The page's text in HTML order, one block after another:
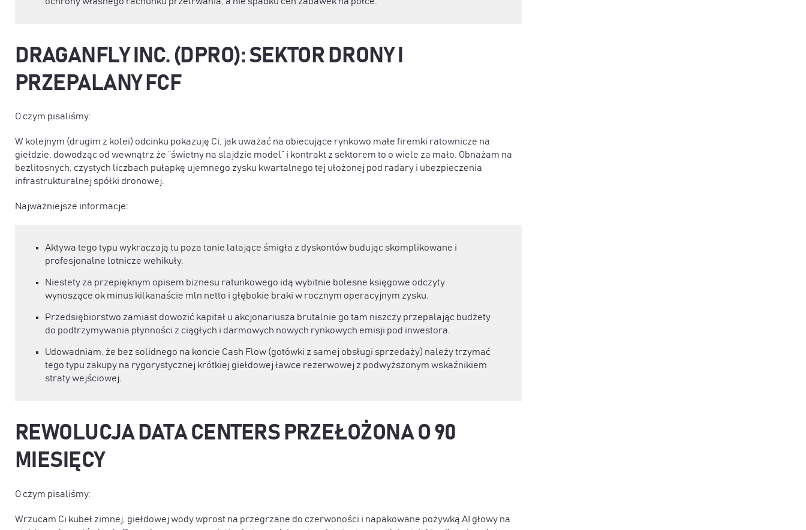
DRAGANFLY INC. (DPRO): SEKTOR DRONY I
PRZEPALANY FCF
O czym pisaliśmy:
W kolejnym (drugim z kolei) odcinku pokazuję Ci, jak uważać na obiecujące rynkowo małe firemki ratownicze na
giełdzie, dowodząc od wewnątrz że “świetny na slajdzie model” i kontrakt z sektorem to o wiele za mało. Obnażam na
bezlitosnych, czystych liczbach pułapkę ujemnego zysku kwartalnego tej ułożonej pod radary i ubezpieczenia
infrastrukturalnej spółki dronowej.
Najważniejsze informacje:
Aktywa tego typu wykraczają tu poza tanie latające śmigła z dyskontów budując skomplikowane i
profesjonalne lotnicze wehikuły.
Niestety za przepięknym opisem biznesu ratunkowego idą wybitnie bolesne księgowe odczyty
wynoszące ok minus kilkanaście mln netto i głębokie braki w rocznym operacyjnym zysku.
Przedsiębiorstwo zamiast dowozić kapitał u akcjonariusza brutalnie go tam niszczy przepalając budżety
do podtrzymywania płynności z ciągłych i darmowych nowych rynkowych emisji pod inwestora.
Udowadniam, że bez solidnego na koncie Cash Flow (gotówki z samej obsługi sprzedaży) należy trzymać
tego typu zakupy na rygorystycznej krótkiej giełdowej ławce rezerwowej z podwyższonym wskaźnikiem
straty wejściowej.
REWOLUCJA DATA CENTERS PRZEŁOŻONA O 90
MIESIĘCY
O czym pisaliśmy:
Wrzucam Ci kubeł zimnej, giełdowej wody wprost na przegrzane do czerwoności i napakowane pożywką AI głowy na